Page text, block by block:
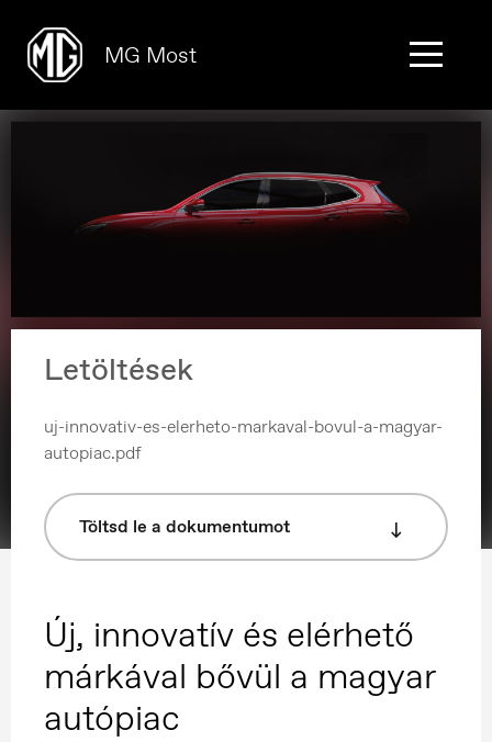
MG Most
Letöltések
uj-innovativ-es-elerheto-markaval-bovul-a-magyar-
autopiac.pdf
Töltsd le a dokumentumot
Új, innovatív és elérhető
márkával bővül a magyar
autópiac